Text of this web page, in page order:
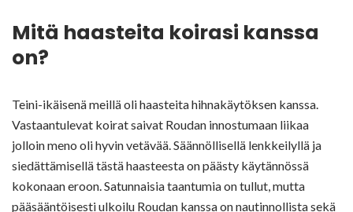
Mitä haasteita koirasi kanssa
on?
Teini-ikäisenä meillä oli haasteita hihnakäytöksen kanssa.
Vastaantulevat koirat saivat Roudan innostumaan liikaa
jolloin meno oli hyvin vetävää. Säännöllisellä lenkkeilyllä ja
siedättämisellä tästä haasteesta on päästy käytännössä
kokonaan eroon. Satunnaisia taantumia on tullut, mutta
pääsääntöisesti ulkoilu Roudan kanssa on nautinnollista sekä